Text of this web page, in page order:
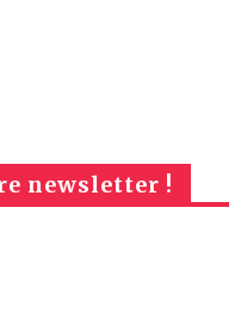
newsletter !